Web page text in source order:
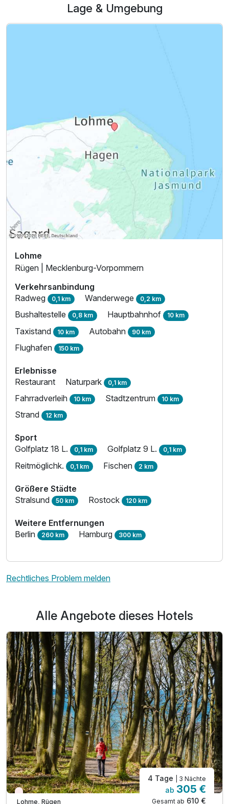
Ausstattung
Für 3 Tage
Lage & Umgebung
Lohme
Rügen | Mecklenburg-Vorpommern
Verkehrsanbindung
Radweg 0,1 km Wanderwege 0,2 km
Bushaltestelle 0,8 km Hauptbahnhof 10 km
Taxistand 10 km Autobahn 90 km
Flughafen 150 km
Erlebnisse
Restaurant
Naturpark 0,1 km
Fahrradverleih 10 km Stadtzentrum 10 km
Strand 12 km
Sport
Golfplatz 18 L. 0,1 km Golfplatz 9 L. 0,1 km
Reitmöglichk. 0,1 km Fischen 2 km
Größere Städte
Stralsund 50 km Rostock 120 km
Weitere Entfernungen
Berlin 260 km Hamburg 300 km
Rechtliches Problem melden
Alle Angebote dieses Hotels
Nur noch Restplätze
Lohme, Rügen
4 Tage | 3 Nächte
ab 305 €
Gesamt ab 610 €